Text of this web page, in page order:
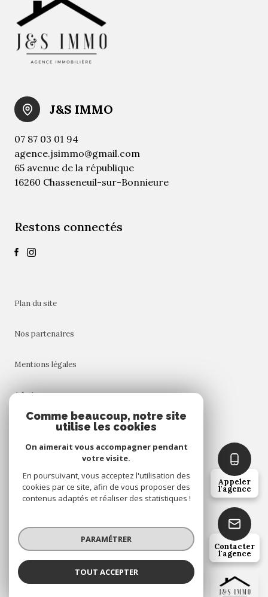
j&s immo
Appeler
l'agence
Contacter
l'agence
J&S IMMO
07 87 03 01 94
agence.jsimmo@gmail.com
65 avenue de la république
16260 Chasseneuil-sur-Bonnieure
Restons connectés
plan du site
nos partenaires
mentions légales
admin
nos honoraires
cookies
© 2026 | Tous droits réservés
Réalisé par
Comme beaucoup, notre site
utilise les cookies
On aimerait vous accompagner pendant
votre visite.
En poursuivant, vous acceptez l'utilisation des
cookies par ce site, afin de vous proposer des
contenus adaptés et réaliser des statistiques !
PARAMÉTRER
TOUT ACCEPTER